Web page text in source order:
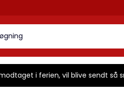
i ferien, vil blive sendt så